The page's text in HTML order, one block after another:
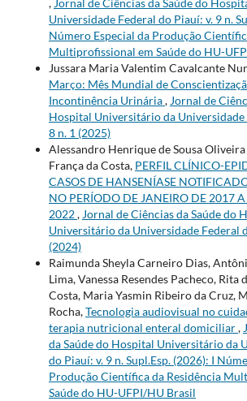
,Jornal de Ciências da Saúde do
Universidade Federal do Piauí: v. 9 n.
Número Especial da Produção
Multiprofissional em Saúde do HU-
Jussara Maria Valentim Cavalcante
Março: Mês Mundial de
Incontinência Urinária,Jornal de
Hospital Universitário da Universidade
8 n. 1 (2025)
Alessandro Henrique de Sousa
França da Costa, PERFIL CLÍNICO-
CASOS DE HANSENÍASE
NO PERÍODO DE JANEIRO DE 2017
2022,Jornal de Ciências da Saúde do
Universitário da Universidade Federal
(2024)
Raimunda Sheyla Carneiro Dias,
Lima, Vanessa Resendes Pacheco, Rita
Costa, Maria Yasmin Ribeiro da Cruz,
Rocha,Tecnologia audiovisual no
terapia nutricional enteral domiciliar,
da Saúde do Hospital Universitário da
do Piauí: v. 9 n. Supl.Esp. (2026): I
Produção Científica da Residência
Saúde do HU-UFPI/HU Brasil